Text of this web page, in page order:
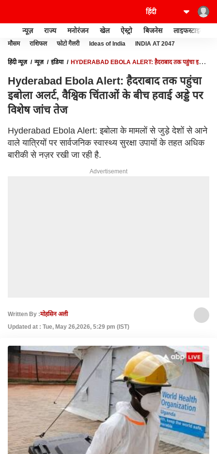
न्यूज़ राज्य मनोरंजन खेल ऐस्ट्रो बिजनेस लाइफस्टाइल
मौसम राशिफल फोटो गैलरी Ideas of India INDIA AT 2047
हिंदी न्यूज़ न्यूज़ इंडिया
HYDERABAD EBOLA ALERT: हैदराबाद तक पहुंचा इबोला
Hyderabad Ebola Alert: हैदराबाद तक पहुंचा
इबोला अलर्ट, वैश्विक चिंताओं के बीच हवाई अड्डे पर
विशेष जांच तेज
Hyderabad Ebola Alert: इबोला के मामलों से जुड़े देशों से आने
वाले यात्रियों पर सार्वजनिक स्वास्थ्य सुरक्षा उपायों के तहत अधिक
बारीकी से नज़र रखी जा रही है.
Advertisement
Written By :मोहसिन अली
Updated at : Tue, May 26,2026, 5:29 pm (IST)